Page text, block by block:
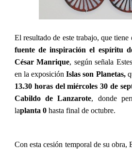
El resultado de este trabajo, que tiene
fuente de inspiración el espíritu
César Manrique, según señala
en la exposiciónIslas son Planetas,
13.30 horas del miércoles 30 de
Cabildo de Lanzarote, donde
laplanta 0 hasta final de octubre.
Con esta cesión temporal de su obra,